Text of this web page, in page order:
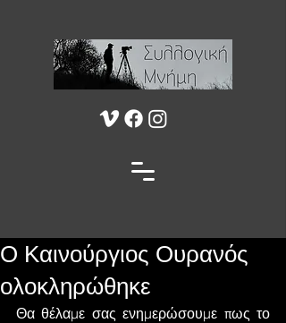
Ο Καινούργιος Ουρανός
ολοκληρώθηκε
Θα θέλαμε σας ενημερώσουμε πως το